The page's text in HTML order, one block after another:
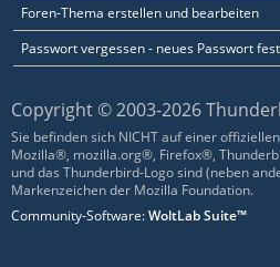
Foren-Thema erstellen und bearbeiten
Passwort vergessen - neues Passwort
Copyright © 2003-2026
Sie befinden sich NICHT auf einer
Mozilla®, mozilla.org®, Firefox®,
und das Thunderbird-Logo sind (neben
Markenzeichen der Mozilla Foundation.
Community-Software:WoltLab Suite™